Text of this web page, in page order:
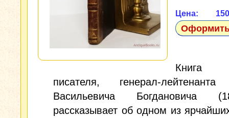
Цена:
Оформить
Книга
писателя, генерал-лейтенанта
Васильевича Богдановича
рассказывает об одном из